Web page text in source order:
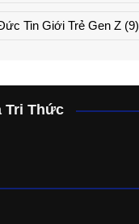
Tin Giới Trẻ Gen Z(9)
Tri Thức